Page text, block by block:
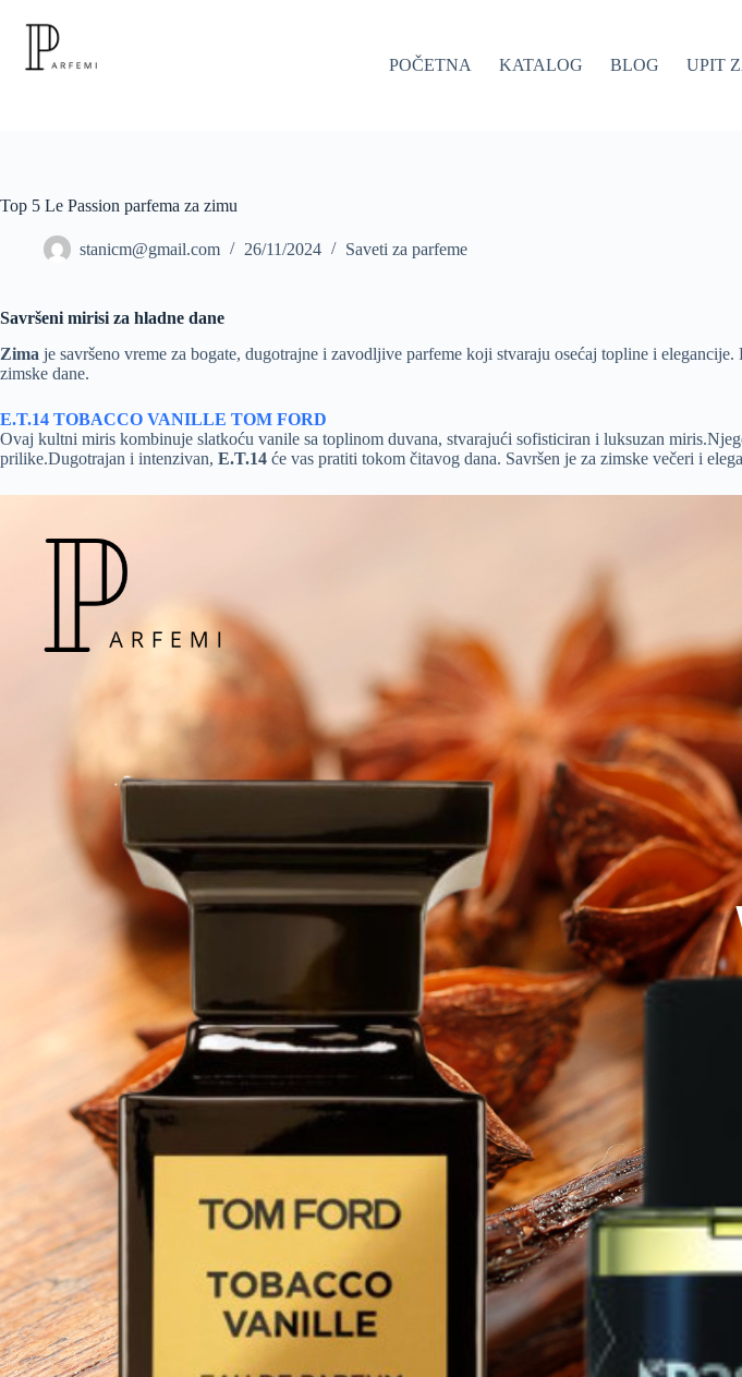
content
POČETNA
KATALOG BLOG UPIT
Top 5 Le Passion parfema za zimu
stanicm@gmail.com 26/11/2024 Saveti za parfeme
Savršeni mirisi za hladne dane
Zima je savršeno vreme za bogate, dugotrajne i zavodljive parfeme koji stvaraju osećaj topline i
zimske dane.
E.T.14 TOBACCO VANILLE TOM FORD
Ovaj kultni miris kombinuje slatkoću vanile sa toplinom duvana, stvarajući sofisticiran i luksuzan
prilike.Dugotrajan i intenzivan, E.T.14 će vas pratiti tokom čitavog dana. Savršen je za zimske večeri i